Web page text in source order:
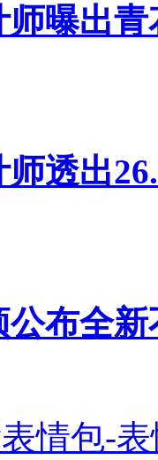
师曝出
透出
布全
情包-